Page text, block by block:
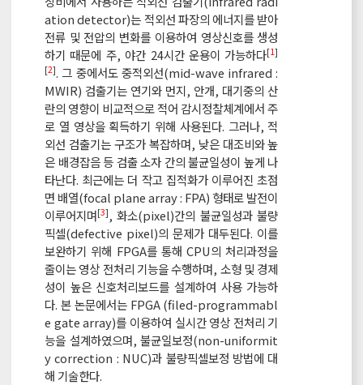
ation detector)는 적외선 파장의 에너지를 받아
전류 및 전압의 변화를 이용하여 영상신호를 생성
하기 때문에 주, 야간 24시간 운용이 가능하다[1]
[2]. 그 중에서도 중적외선(mid-wave infrared :
MWIR) 검출기는 연기와 먼지, 안개, 대기중의 산
란의 영향이 비교적으로 적어 감시정찰체계에서 주
로 열 영상을 획득하기 위해 사용된다. 그러나, 적
외선 검출기는 구조가 복잡하며, 낮은 대조비와 높
은 배경잡음 등 검출 소자 간의 불균일성이 높게 나
타난다. 최근에는 더 작고 집적화가 이루어진 초점
면 배열(focal plane array : FPA) 형태로 발전이
이루어지며[3], 화소(pixel)간의 불균일성과 불량
픽셀(defective pixel)의 문제가 대두된다. 이를
보완하기 위해 FPGA를 통해 CPU의 처리과정을
줄이는 영상 전처리 기능을 수행하며, 소형 및 경제
성이 높은 신호처리보드를 설계하여 사용 가능하
다. 본 논문에서는 FPGA (filed-programmabl
e gate array)를 이용하여 실시간 영상 전처리 기
능을 설계하였으며, 불균일보정(non-uniformit
y correction : NUC)과 불량픽셀보정 방법에 대
해 기술한다.